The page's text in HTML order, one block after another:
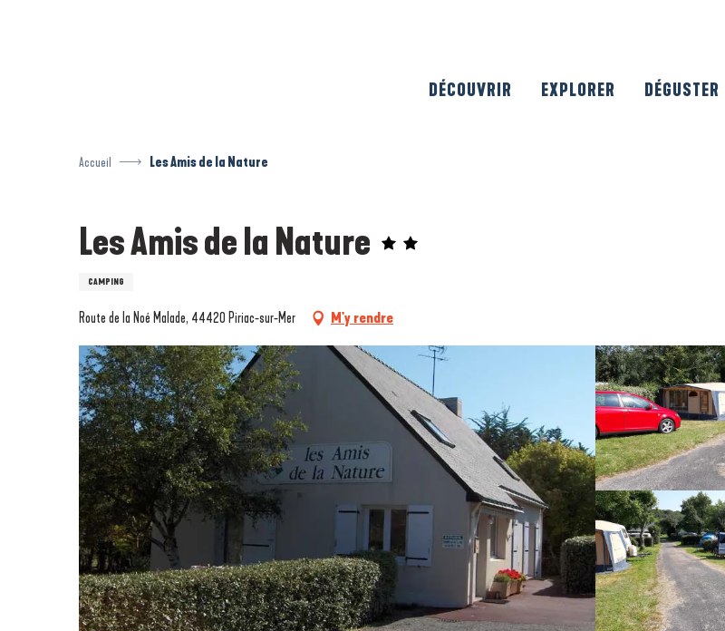
DÉCOUVRIR EXPLORER DÉGUSTER
Accueil Les Amis de la Nature
Les Amis de la Nature
CAMPING
Route de la Noé Malade, 44420 Piriac-sur-Mer M'y rendre